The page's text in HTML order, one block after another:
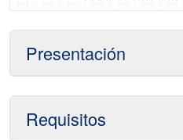
Presentación
Requisitos